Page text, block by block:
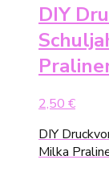
DIY
2,50 €
DIY
Milka